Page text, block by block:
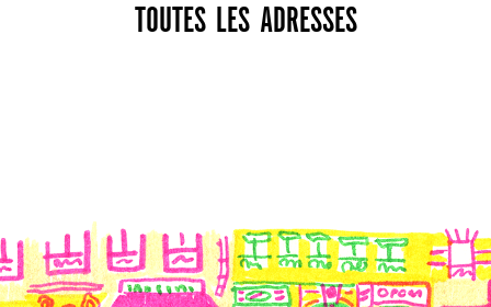
TOUTES LES ADRESSES